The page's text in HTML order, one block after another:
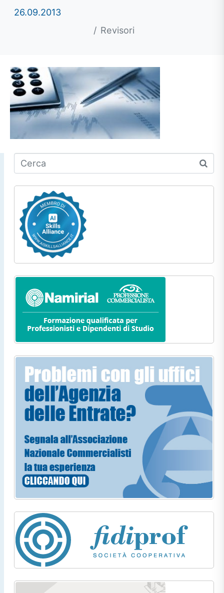
26.09.2013
Revisori